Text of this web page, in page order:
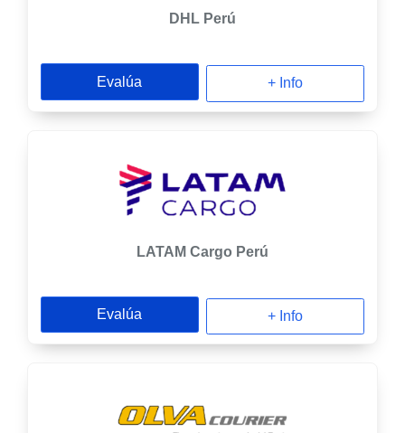
DHL Perú
Evalúa + Info
LATAM Cargo Perú
Evalúa + Info